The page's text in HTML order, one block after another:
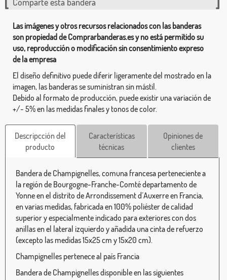
Las imágenes y otros recursos relacionados con las banderas
son propiedad de Comprarbanderas.es y no está permitido su
uso, reproducción o modificación sin consentimiento expreso
de la empresa
El diseño definitivo puede diferir ligeramente del mostrado en la
imagen, las banderas se suministran sin mástil.
Debido al formato de producción, puede existir una variación de
+/- 5% en las medidas finales y tonos de color.
Descripcción del
producto
Características
técnicas
Opiniones de
clientes
Bandera de Champignelles, comuna francesa perteneciente a
la región de Bourgogne-Franche-Comté departamento de
Yonne en el distrito de Arrondissement d´Auxerre en Francia,
en varias medidas, fabricada en 100% poliéster de calidad
superior y especialmente indicado para exteriores con dos
anillas en el lateral izquierdo y añadida una cinta de refuerzo
(excepto las medidas 15x25 cm y 15x20 cm).
Champignelles pertenece al país Francia
Bandera de Champignelles disponible en las siguientes